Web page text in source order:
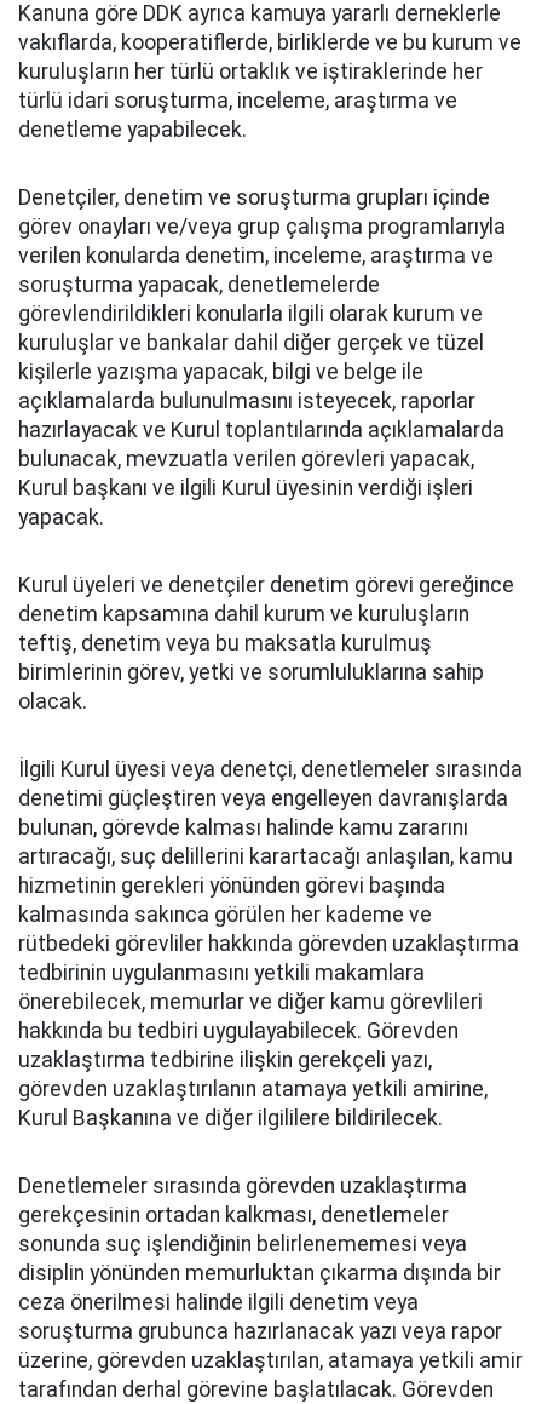
Kanuna göre DDK ayrıca kamuya yararlı derneklerle
vakıflarda, kooperatiflerde, birliklerde ve bu kurum ve
kuruluşların her türlü ortaklık ve iştiraklerinde her
türlü idari soruşturma, inceleme, araştırma ve
denetleme yapabilecek.
Denetçiler, denetim ve soruşturma grupları içinde
görev onayları ve/veya grup çalışma programlarıyla
verilen konularda denetim, inceleme, araştırma ve
soruşturma yapacak, denetlemelerde
görevlendirildikleri konularla ilgili olarak kurum ve
kuruluşlar ve bankalar dahil diğer gerçek ve tüzel
kişilerle yazışma yapacak, bilgi ve belge ile
açıklamalarda bulunulmasını isteyecek, raporlar
hazırlayacak ve Kurul toplantılarında açıklamalarda
bulunacak, mevzuatla verilen görevleri yapacak,
Kurul başkanı ve ilgili Kurul üyesinin verdiği işleri
yapacak.
Kurul üyeleri ve denetçiler denetim görevi gereğince
denetim kapsamına dahil kurum ve kuruluşların
teftiş, denetim veya bu maksatla kurulmuş
birimlerinin görev, yetki ve sorumluluklarına sahip
olacak.
İlgili Kurul üyesi veya denetçi, denetlemeler sırasında
denetimi güçleştiren veya engelleyen davranışlarda
bulunan, görevde kalması halinde kamu zararını
artıracağı, suç delillerini karartacağı anlaşılan, kamu
hizmetinin gerekleri yönünden görevi başında
kalmasında sakınca görülen her kademe ve
rütbedeki görevliler hakkında görevden uzaklaştırma
tedbirinin uygulanmasını yetkili makamlara
önerebilecek, memurlar ve diğer kamu görevlileri
hakkında bu tedbiri uygulayabilecek. Görevden
uzaklaştırma tedbirine ilişkin gerekçeli yazı,
görevden uzaklaştırılanın atamaya yetkili amirine,
Kurul Başkanına ve diğer ilgililere bildirilecek.
Denetlemeler sırasında görevden uzaklaştırma
gerekçesinin ortadan kalkması, denetlemeler
sonunda suç işlendiğinin belirlenememesi veya
disiplin yönünden memurluktan çıkarma dışında bir
ceza önerilmesi halinde ilgili denetim veya
soruşturma grubunca hazırlanacak yazı veya rapor
üzerine, görevden uzaklaştırılan, atamaya yetkili amir
tarafından derhal görevine başlatılacak. Görevden